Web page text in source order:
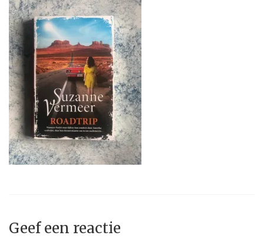
Geef een reactie